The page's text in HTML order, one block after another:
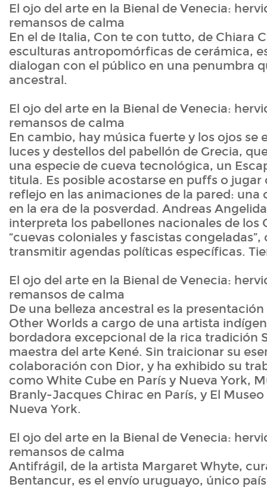
El ojo del arte en la Bienal de Venecia:
remansos de calma
En el de Italia, Con te con tutto, de Chiara
esculturas antropomórficas de cerámica,
dialogan con el público en una penumbra
ancestral.
El ojo del arte en la Bienal de Venecia:
remansos de calma
En cambio, hay música fuerte y los ojos se
luces y destellos del pabellón de Grecia,
una especie de cueva tecnológica, un
titula. Es posible acostarse en puffs o jugar
reflejo en las animaciones de la pared: una
en la era de la posverdad. Andreas
interpreta los pabellones nacionales de los
“cuevas coloniales y fascistas congeladas”,
transmitir agendas políticas específicas.
El ojo del arte en la Bienal de Venecia:
remansos de calma
De una belleza ancestral es la
Other Worlds a cargo de una artista
bordadora excepcional de la rica tradición
maestra del arte Kené. Sin traicionar su
colaboración con Dior, y ha exhibido su
como White Cube en París y Nueva York,
Branly-Jacques Chirac en París, y El
Nueva York.
El ojo del arte en la Bienal de Venecia:
remansos de calma
Antifrágil, de la artista Margaret Whyte,
Bentancur, es el envío uruguayo, único